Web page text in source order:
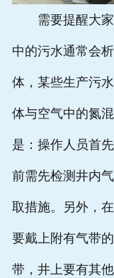
需要提醒大家
中的污水通常会
体，某些生产污
体与空气中的氮
是：操作人员首
前需先检测井内
取措施。另外，
要戴上附有气带
带，井上要有其